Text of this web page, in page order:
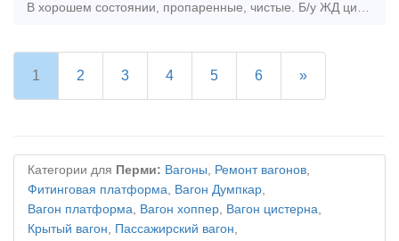
В хорошем состоянии, пропаренные, чистые. Б/у ЖД цистерны. Емкости предназначены для хранения нефтепродуктов, химии, масел, продуктов ГСМ, воды и т.д. Объемы 85 м3 в наличии в СПБ 3 шт Тел+
1 2 3 4 5 6 »
Категории для Перми: Вагоны, Ремонт вагонов,
Фитинговая платформа, Вагон Думпкар,
Вагон платформа, Вагон хоппер, Вагон цистерна,
Крытый вагон, Пассажирский вагон,